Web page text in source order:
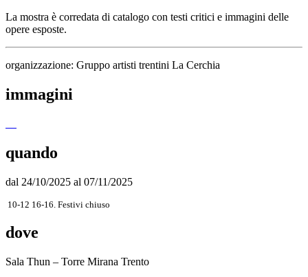
La mostra è corredata di catalogo con testi critici e immagini delle
opere esposte.
organizzazione: Gruppo artisti trentini La Cerchia
immagini
quando
dal 24/10/2025 al 07/11/2025
10-12 16-16. Festivi chiuso
dove
Sala Thun – Torre Mirana Trento